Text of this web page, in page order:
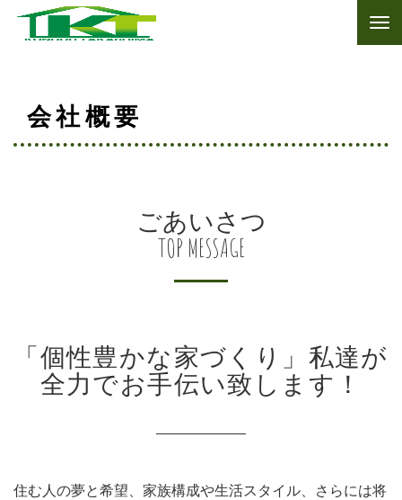
会社概要
ごあいさつ
TOP MESSAGE
「個性豊かな家づくり」私達が
全力でお手伝い致します！
住む人の夢と希望、家族構成や生活スタイル、さらには将